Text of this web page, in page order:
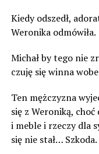
Kiedy odszedł,
Weronika odmówiła.
Michał by tego nie
czuję się winna
Ten mężczyzna
się z Weroniką,
i meble i rzeczy dla
się nie stał… Szkoda.